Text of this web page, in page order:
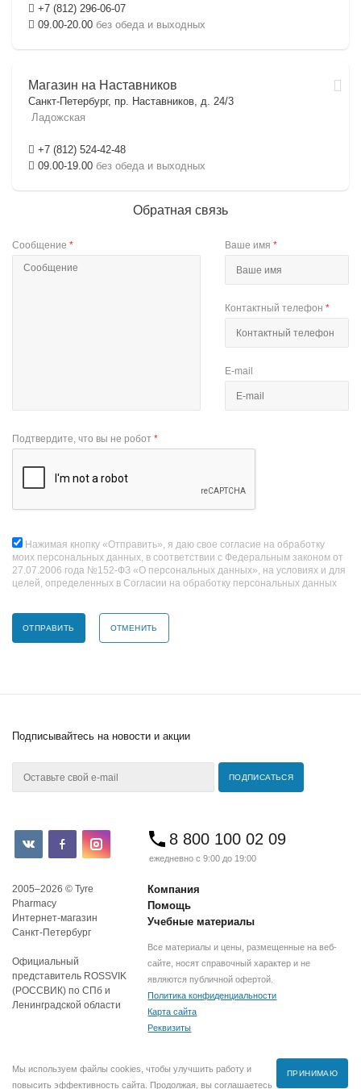
+7 (812) 296-06-07
09.00-20.00 без обеда и выходных
Магазин на Наставников
Санкт-Петербург, пр. Наставников, д. 24/3
Ладожская
+7 (812) 524-42-48
09.00-19.00 без обеда и выходных
Обратная связь
Сообщение * Ваше имя*
Контактный телефон*
E-mail
Подтвердите, что вы не робот *
Нажимая кнопку «Отправить», я даю свое согласие на обработку
моих персональных данных, в соответствии с Федеральным законом от
27.07.2006 года №152-ФЗ «О персональных данных», на условиях и для
целей, определенных в Согласии на обработку персональных данных
ОТМЕНИТЬ
Подписывайтесь на новости и акции
8 800 100 02 09
ежедневно с 9:00 до 19:00
2005–2026 © Tyre
Pharmacy
Интернет-магазин
Санкт-Петербург
Официальный
представитель ROSSVIK
(РОССВИК) по СПб и
Ленинградской области
Компания
Помощь
Учебные материалы
Все материалы и цены, размещенные на веб-
сайте, носят справочный характер и не
являются публичной офертой.
Политика конфиденциальности
Карта сайта
Реквизиты
Мы используем файлы cookies, чтобы улучшить работу и
повысить эффективность сайта. Продолжая, вы соглашаетесь
ПРИНИМАЮ